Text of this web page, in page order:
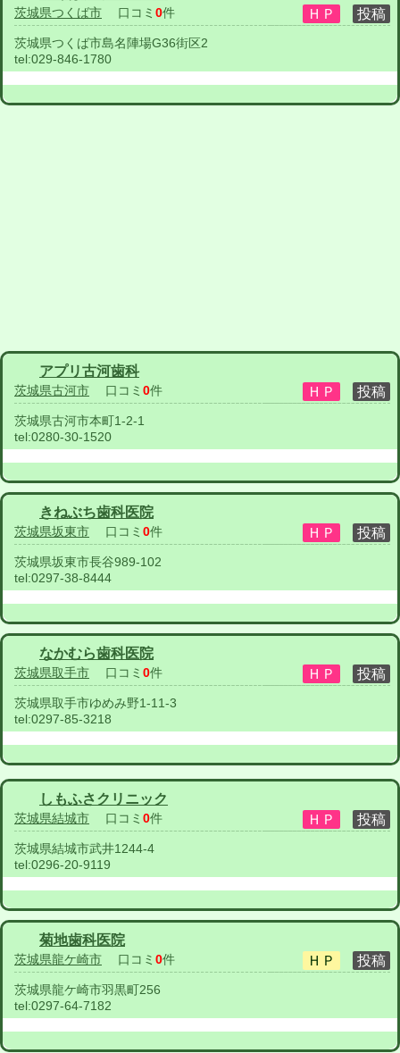
茨城県つくば市 口コミ 0件
茨城県つくば市島名陣場G36街区2
tel:029-846-1780
アプリ古河歯科
茨城県古河市 口コミ 0件
茨城県古河市本町1-2-1
tel:0280-30-1520
きねぶち歯科医院
茨城県坂東市 口コミ 0件
茨城県坂東市長谷989-102
tel:0297-38-8444
なかむら歯科医院
茨城県取手市 口コミ 0件
茨城県取手市ゆめみ野1-11-3
tel:0297-85-3218
しもふさクリニック
茨城県結城市 口コミ 0件
茨城県結城市武井1244-4
tel:0296-20-9119
菊地歯科医院
茨城県龍ケ崎市 口コミ 0件
茨城県龍ケ崎市羽黒町256
tel:0297-64-7182